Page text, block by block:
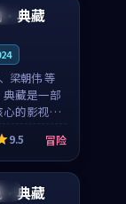
4K·典藏
梁朝伟 等
藏是一部
的影视作
、反转与
，整体节
推荐观
9.5 冒险
分·典藏